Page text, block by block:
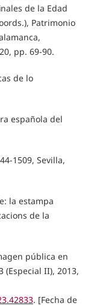
de la Edad
Patrimonio
pp. 69-90.
de lo
española del
1509, Sevilla,
la estampa
de la
pública en
(Especial II), 2013,
. [Fecha de